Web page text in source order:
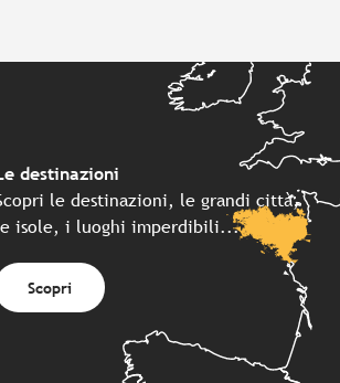
destinazioni
le destinazioni, le grandi città,
isole, i luoghi imperdibili...
Scopri